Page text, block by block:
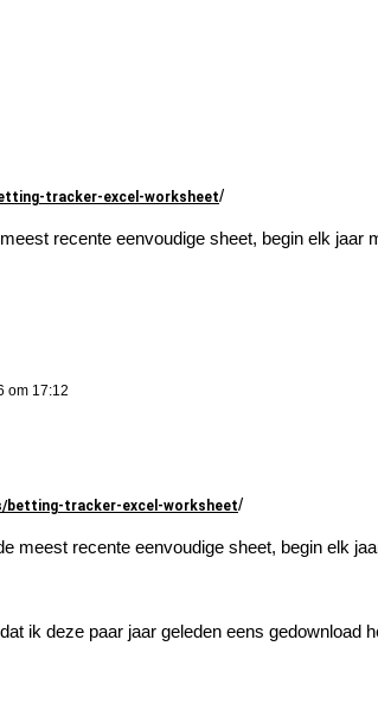
tracker-excel-worksheet/
recente eenvoudige sheet, begin elk jaar
om 17:12
tracker-excel-worksheet/
meest recente eenvoudige sheet, begin elk
ik deze paar jaar geleden eens gedownload